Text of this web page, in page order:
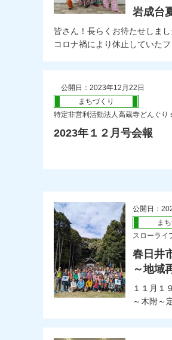
岩成台
皆さん！長らくお待たせしま
コロナ禍により休止していた
公開日：2023年12月22日
まちづくり
特定非営利活動法人高蔵寺どんぐり
2023年１２月号会報
公開日：
ま
スローライ
春日井
～地域
１１月１
～木附～